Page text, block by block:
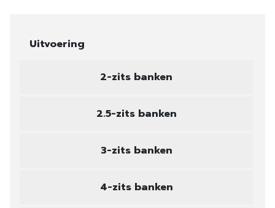
Uitvoering
2-zits banken
2.5-zits banken
3-zits banken
4-zits banken